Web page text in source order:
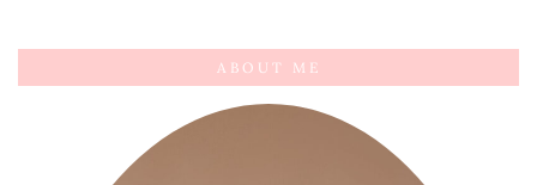
ABOUT ME